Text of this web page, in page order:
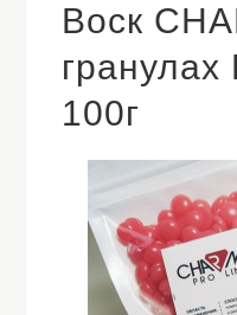
Воск
гранулах
100г